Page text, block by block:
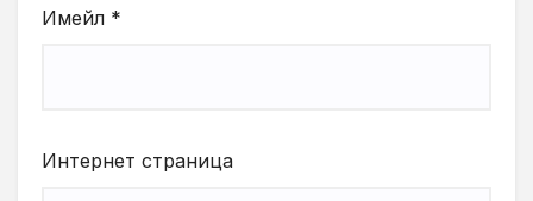
Имейл *
Интернет страница